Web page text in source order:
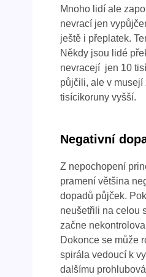
Mnoho lidí ale
nevrací jen
ještě i přeplatek.
Někdy jsou lidé
nevracejí jen 10
půjčili, ale v musejí
tisícikoruny vyšší.
Negativní
Z nepochopení
pramení většina
dopadů půjček.
neušetřili na celou
začne
Dokonce se může
spirála vedoucí k
dalšímu